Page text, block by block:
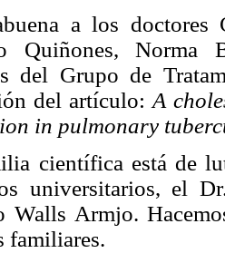
a los doctores
Quiñones,
del Grupo de
del artículo: A
in pulmonary
científica está de
universitarios, el
Walls Armjo.
familiares.